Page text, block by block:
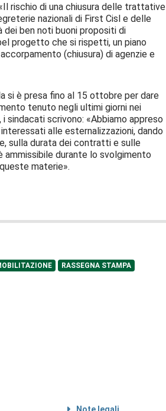
rischio di una chiusura delle trattative
nazionali di First Cisl e delle
dei ben noti buoni propositi di
progetto che si rispetti, un piano
(chiusura) di agenzie e
si è presa fino al 15 ottobre per dare
tenuto negli ultimi giorni nei
sindacati scrivono: «Abbiamo appreso
alle esternalizzazioni, dando
sulla durata dei contratti e sulle
ammissibile durante lo svolgimento
materie».
RASSEGNA STAMPA